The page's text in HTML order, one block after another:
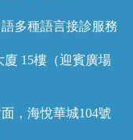
多種語言接診服務
15樓（迎賓廣場
，海悅華城104號